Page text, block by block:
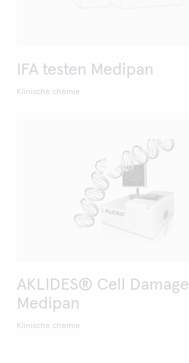
IFA testen Medipan
Klinische chemie
AKLIDES® Cell Damage
Medipan
Klinische chemie